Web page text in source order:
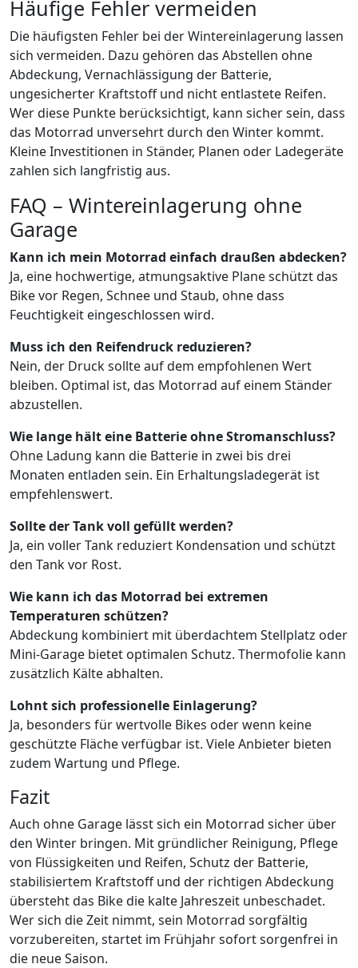
Häufige Fehler vermeiden
Die häufigsten Fehler bei der Wintereinlagerung lassen
sich vermeiden. Dazu gehören das Abstellen ohne
Abdeckung, Vernachlässigung der Batterie,
ungesicherter Kraftstoff und nicht entlastete Reifen.
Wer diese Punkte berücksichtigt, kann sicher sein, dass
das Motorrad unversehrt durch den Winter kommt.
Kleine Investitionen in Ständer, Planen oder Ladegeräte
zahlen sich langfristig aus.
FAQ – Wintereinlagerung ohne
Garage
Kann ich mein Motorrad einfach draußen abdecken?
Ja, eine hochwertige, atmungsaktive Plane schützt das
Bike vor Regen, Schnee und Staub, ohne dass
Feuchtigkeit eingeschlossen wird.
Muss ich den Reifendruck reduzieren?
Nein, der Druck sollte auf dem empfohlenen Wert
bleiben. Optimal ist, das Motorrad auf einem Ständer
abzustellen.
Wie lange hält eine Batterie ohne Stromanschluss?
Ohne Ladung kann die Batterie in zwei bis drei
Monaten entladen sein. Ein Erhaltungsladegerät ist
empfehlenswert.
Sollte der Tank voll gefüllt werden?
Ja, ein voller Tank reduziert Kondensation und schützt
den Tank vor Rost.
Wie kann ich das Motorrad bei extremen
Temperaturen schützen?
Abdeckung kombiniert mit überdachtem Stellplatz oder
Mini-Garage bietet optimalen Schutz. Thermofolie kann
zusätzlich Kälte abhalten.
Lohnt sich professionelle Einlagerung?
Ja, besonders für wertvolle Bikes oder wenn keine
geschützte Fläche verfügbar ist. Viele Anbieter bieten
zudem Wartung und Pflege.
Fazit
Auch ohne Garage lässt sich ein Motorrad sicher über
den Winter bringen. Mit gründlicher Reinigung, Pflege
von Flüssigkeiten und Reifen, Schutz der Batterie,
stabilisiertem Kraftstoff und der richtigen Abdeckung
übersteht das Bike die kalte Jahreszeit unbeschadet.
Wer sich die Zeit nimmt, sein Motorrad sorgfältig
vorzubereiten, startet im Frühjahr sofort sorgenfrei in
die neue Saison.